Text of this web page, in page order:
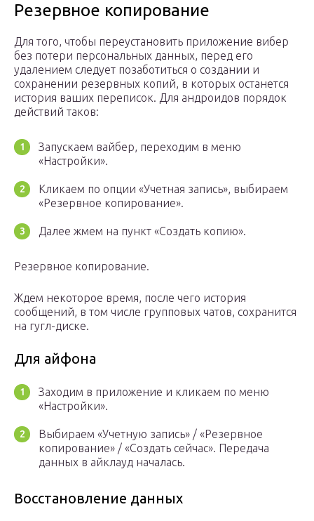
Резервное копирование
Для того, чтобы переустановить приложение вибер
без потери персональных данных, перед его
удалением следует позаботиться о создании и
сохранении резервных копий, в которых останется
история ваших переписок. Для андроидов порядок
действий таков:
Запускаем вайбер, переходим в меню
«Настройки».
Кликаем по опции «Учетная запись», выбираем
«Резервное копирование».
Далее жмем на пункт «Создать копию».
Резервное копирование.
Ждем некоторое время, после чего история
сообщений, в том числе групповых чатов, сохранится
на гугл-диске.
Для айфона
Заходим в приложение и кликаем по меню
«Настройки».
Выбираем «Учетную запись» / «Резервное
копирование» / «Создать сейчас». Передача
данных в айклауд началась.
Восстановление данных